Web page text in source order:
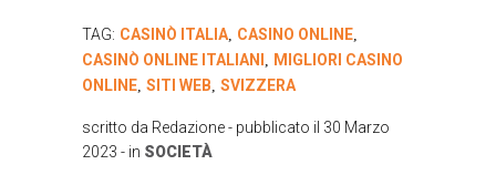
TAG: CASINÒ ITALIA, CASINO ONLINE,
CASINÒ ONLINE ITALIANI , MIGLIORI CASINO
ONLINE, SITI WEB, SVIZZERA
scritto da Redazione- pubblicato il 30 Marzo
2023 - in SOCIETÀ